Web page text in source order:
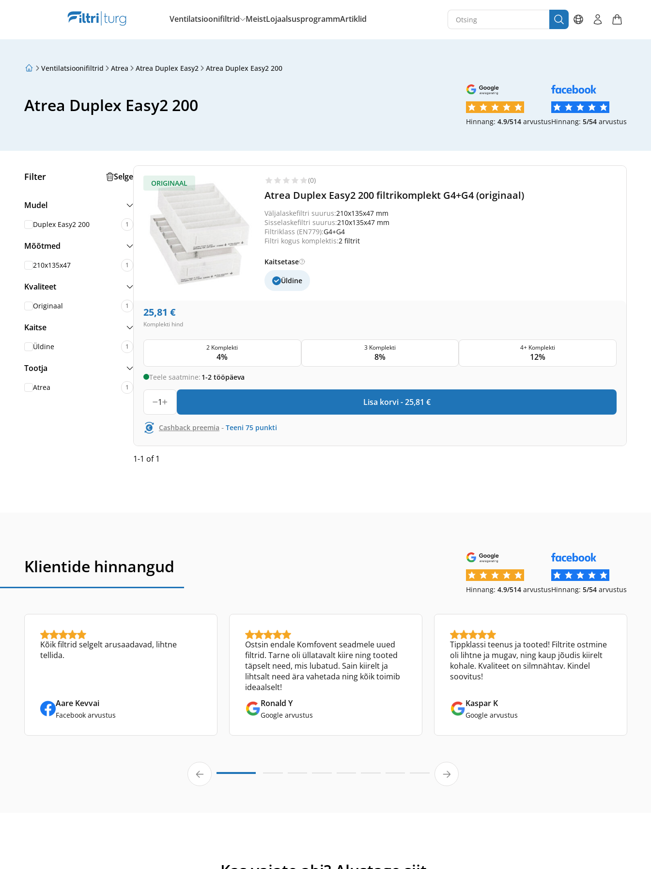
Ventilatsioonifiltrid MeistLojaalsusprogrammArtiklid
Ventilatsioonifiltrid Atrea Atrea Duplex Easy2 Atrea Duplex Easy2 200
Atrea Duplex Easy2 200
Hinnang: 4.9/514 arvustusHinnang: 5/54 arvustus
Filter Selge
Mudel
Duplex Easy2 200 1
Mõõtmed
210x135x47 1
Kvaliteet
Originaal 1
Kaitse
Üldine 1
Tootja
Atrea 1
ORIGINAAL (0)
Atrea Duplex Easy2 200 filtrikomplekt G4+G4 (originaal)
Väljalaskefiltri suurus:210x135x47 mm
Sisselaskefiltri suurus:210x135x47 mm
Filtriklass (EN779):G4+G4
Filtri kogus komplektis:2 filtrit
Kaitsetase
Üldine
25,81 €
Komplekti hind
2 Komplekti
4%
3 Komplekti
8%
4+ Komplekti
12%
Teele saatmine: 1-2 tööpäeva
1 Lisa korvi -25,81 €
Cashback preemia - Teeni 75 punkti
1-1 of 1
Klientide hinnangud
Hinnang: 4.9/514 arvustusHinnang: 5/54 arvustus
Kõik filtrid selgelt arusaadavad, lihtne
tellida.
Aare Kevvai
Facebook arvustus
Ostsin endale Komfovent seadmele uued
filtrid. Tarne oli üllatavalt kiire ning tooted
täpselt need, mis lubatud. Sain kiirelt ja
lihtsalt need ära vahetada ning kõik toimib
ideaalselt!
Ronald Y
Google arvustus
Tippklassi teenus ja tooted! Filtrite ostmine
oli lihtne ja mugav, ning kaup jõudis kiirelt
kohale. Kvaliteet on silmnähtav. Kindel
soovitus!
Kaspar K
Google arvustus